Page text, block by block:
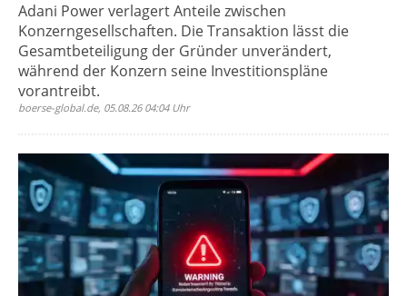
Adani Power verlagert Anteile zwischen
Konzerngesellschaften. Die Transaktion lässt die
Gesamtbeteiligung der Gründer unverändert,
während der Konzern seine Investitionspläne
vorantreibt.
boerse-global.de, 05.08.26 04:04 Uhr